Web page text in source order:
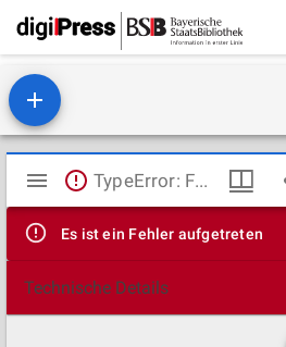
Mirador
Viewer
TypeError: Failed to fetch
Es ist ein Fehler aufgetreten
Technische Details